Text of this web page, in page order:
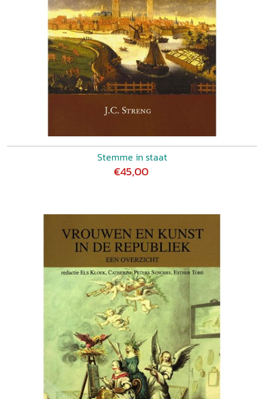
Stemme in staat
€45,00